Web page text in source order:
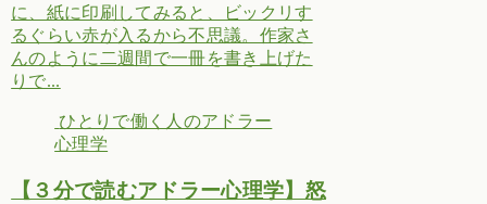
に、紙に印刷してみると、ビックリす
るぐらい赤が入るから不思議。作家さ
んのように二週間で一冊を書き上げた
りで...
ひとりで働く人のアドラー
心理学
【３分で読むアドラー心理学】怒